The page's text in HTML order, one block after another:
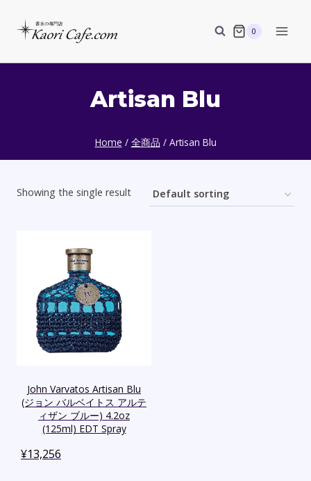
0
Artisan Blu
Home / 全商品 / Artisan Blu
Showing the single result
John Varvatos Artisan Blu
(ジョン バルベイトス アルテ
ィザン ブルー) 4.2oz
(125ml) EDT Spray
¥13,256